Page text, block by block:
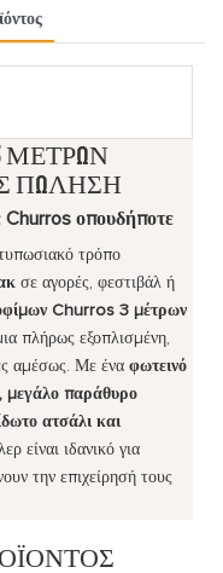
ΜΈΤΡΩΝ
ΠΏΛΗΣΗ
Churros οπουδήποτε
τρόπο
σε αγορές, φεστιβάλ ή
Churros 3 μέτρων
πλήρως εξοπλισμένη,
αμέσως. Με έναφωτεινό
μεγάλο παράθυρο
ατσάλι και
είναι ιδανικό για
την επιχείρησή τους